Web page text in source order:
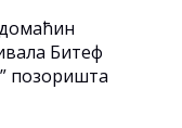
Битеф
позоришта